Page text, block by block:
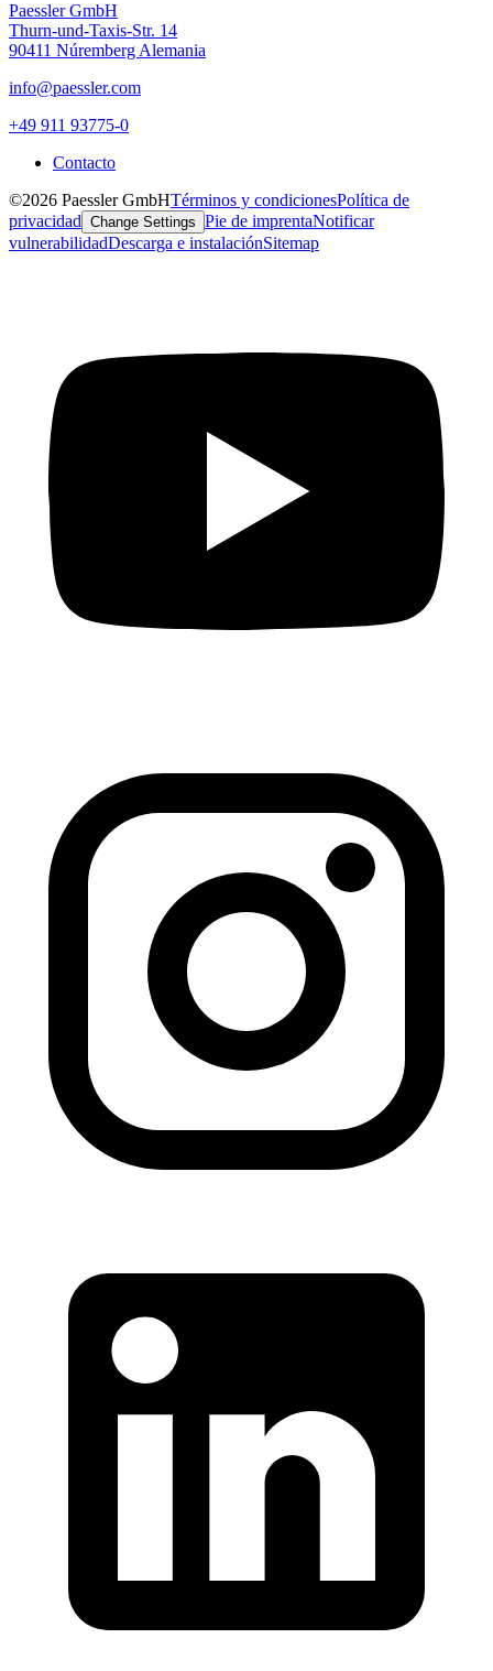
Paessler GmbH
Thurn-und-Taxis-Str. 14
90411 Núremberg Alemania
info@paessler.com
+49 911 93775-0
Contacto
©2026 Paessler GmbHTérminos y condicionesPolítica de
privacidad Change Settings Pie de imprentaNotificar
vulnerabilidadDescarga e instalaciónSitemap